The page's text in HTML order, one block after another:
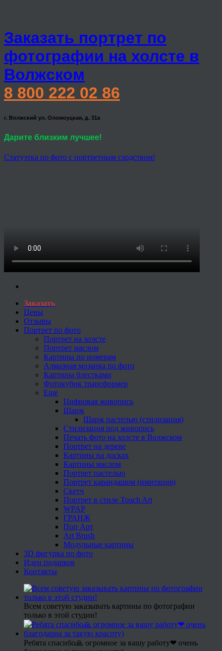
Заказать портрет по
фотографии на холсте в
Волжском
8 800 222 02 86
г. Волжский ул. Оломоуцкая, д. 31а
Дарите близким лучшее!
Статуэтка по фото с портретным сходством!
Заказать
Цены
Отзывы
Портрет по фото
Портрет на холсте
Портрет маслом
Картины по номерам
Алмазная мозаика по фото
Картины блестками
Фотокубик трансформер
Еще
Цифровая живопись
Шарж
Шарж пастелью (стилизация)
Стилизация под живопись
Печать фото на холсте в Волжском
Портрет на дереве
Картины на досках
Картины маслом
Портрет пастелью
Портрет карандашом (имитация)
Скетч
Портрет в стиле Touch Art
WPAP
ГРАНЖ
Поп Арт
Art Brush
Модульные картины
3D фигурка по фото
Идеи подарков
Контакты
Всем советую заказывать картины по фотографии
только в этой студии!
Ребята спасибо🙏 огромное за вашу работу❤ очень